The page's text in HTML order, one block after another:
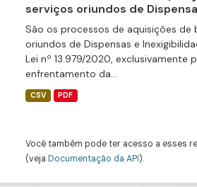
serviços oriundos de
São os processos de aquisições de
oriundos de Dispensas e
Lei nº 13.979/2020, exclusivamente
enfrentamento da...
CSV PDF
Você também pode ter acesso a esses
(veja Documentação da API).